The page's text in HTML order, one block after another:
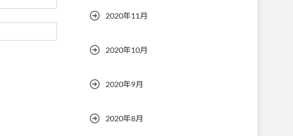
2020年11月
2020年10月
2020年9月
2020年8月